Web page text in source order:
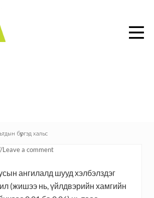
бүргэд хальс
Leave a comment
ангилалд шууд хэлбэлздэг
(жишээ нь, үйлдвэрийн хамгийн